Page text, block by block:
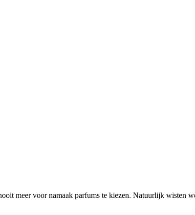
meer voor namaak parfums te kiezen. Natuurlijk wisten